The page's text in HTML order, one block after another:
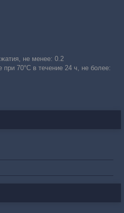
не менее: 0.2
70°С в течение 24 ч, не более: